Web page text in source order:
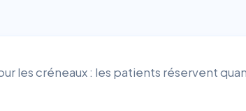
les créneaux : les patients réservent